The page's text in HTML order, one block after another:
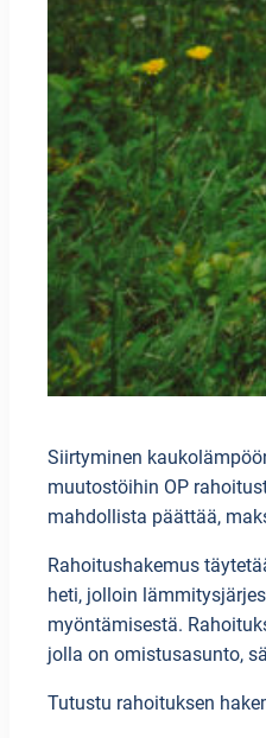
Siirtyminen
muutostöihin OP
mahdollista päättää,
Rahoitushakemus
heti, jolloin
myöntämisestä.
jolla on omistusasunto,
Tutustu rahoituksen